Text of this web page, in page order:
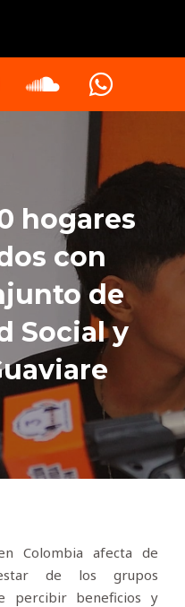
hogares
con
de
Social y
Colombia afecta de
de los grupos
percibir beneficios y